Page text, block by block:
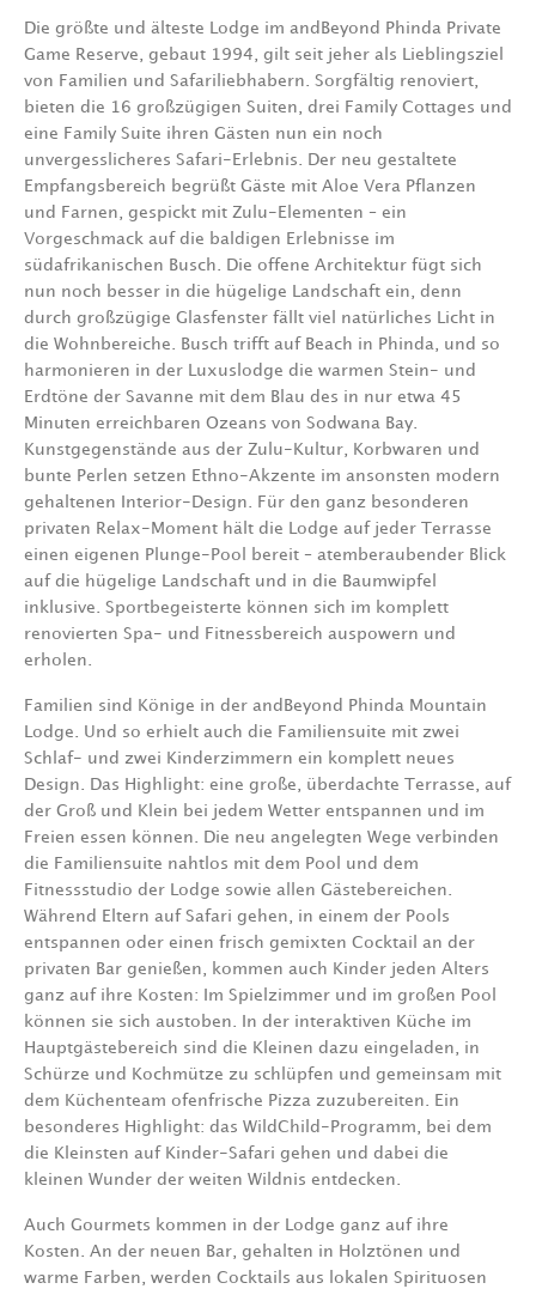
Die größte und älteste Lodge im andBeyond Phinda Private
Game Reserve, gebaut 1994, gilt seit jeher als Lieblingsziel
von Familien und Safariliebhabern. Sorgfältig renoviert,
bieten die 16 großzügigen Suiten, drei Family Cottages und
eine Family Suite ihren Gästen nun ein noch
unvergesslicheres Safari-Erlebnis. Der neu gestaltete
Empfangsbereich begrüßt Gäste mit Aloe Vera Pflanzen
und Farnen, gespickt mit Zulu-Elementen – ein
Vorgeschmack auf die baldigen Erlebnisse im
südafrikanischen Busch. Die offene Architektur fügt sich
nun noch besser in die hügelige Landschaft ein, denn
durch großzügige Glasfenster fällt viel natürliches Licht in
die Wohnbereiche. Busch trifft auf Beach in Phinda, und so
harmonieren in der Luxuslodge die warmen Stein- und
Erdtöne der Savanne mit dem Blau des in nur etwa 45
Minuten erreichbaren Ozeans von Sodwana Bay.
Kunstgegenstände aus der Zulu-Kultur, Korbwaren und
bunte Perlen setzen Ethno-Akzente im ansonsten modern
gehaltenen Interior-Design. Für den ganz besonderen
privaten Relax-Moment hält die Lodge auf jeder Terrasse
einen eigenen Plunge-Pool bereit – atemberaubender Blick
auf die hügelige Landschaft und in die Baumwipfel
inklusive. Sportbegeisterte können sich im komplett
renovierten Spa- und Fitnessbereich auspowern und
erholen.
Familien sind Könige in der andBeyond Phinda Mountain
Lodge. Und so erhielt auch die Familiensuite mit zwei
Schlaf- und zwei Kinderzimmern ein komplett neues
Design. Das Highlight: eine große, überdachte Terrasse, auf
der Groß und Klein bei jedem Wetter entspannen und im
Freien essen können. Die neu angelegten Wege verbinden
die Familiensuite nahtlos mit dem Pool und dem
Fitnessstudio der Lodge sowie allen Gästebereichen.
Während Eltern auf Safari gehen, in einem der Pools
entspannen oder einen frisch gemixten Cocktail an der
privaten Bar genießen, kommen auch Kinder jeden Alters
ganz auf ihre Kosten: Im Spielzimmer und im großen Pool
können sie sich austoben. In der interaktiven Küche im
Hauptgästebereich sind die Kleinen dazu eingeladen, in
Schürze und Kochmütze zu schlüpfen und gemeinsam mit
dem Küchenteam ofenfrische Pizza zuzubereiten. Ein
besonderes Highlight: das WildChild-Programm, bei dem
die Kleinsten auf Kinder-Safari gehen und dabei die
kleinen Wunder der weiten Wildnis entdecken.
Auch Gourmets kommen in der Lodge ganz auf ihre
Kosten. An der neuen Bar, gehalten in Holztönen und
warme Farben, werden Cocktails aus lokalen Spirituosen